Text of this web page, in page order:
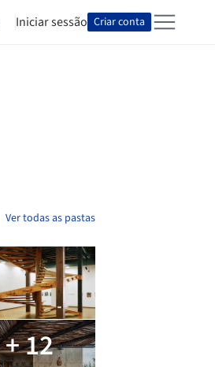
Iniciar sessão Criar conta
Ver todas as pastas
+ 12